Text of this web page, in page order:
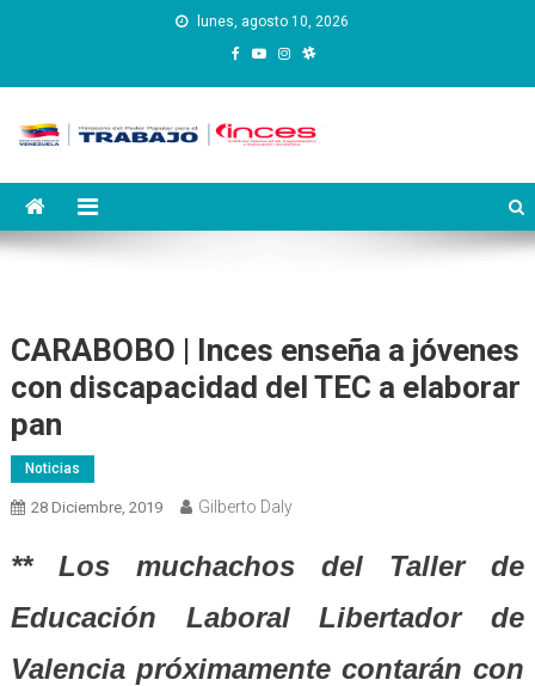
lunes, agosto 10, 2026
Instituto Nacional de
Capacitación y Educación
CARABOBO | Inces enseña a jóvenes
con discapacidad del TEC a elaborar
pan
Noticias
28 Diciembre, 2019 Gilberto Daly
** Los muchachos del Taller de
Educación Laboral Libertador de
Valencia próximamente contarán con